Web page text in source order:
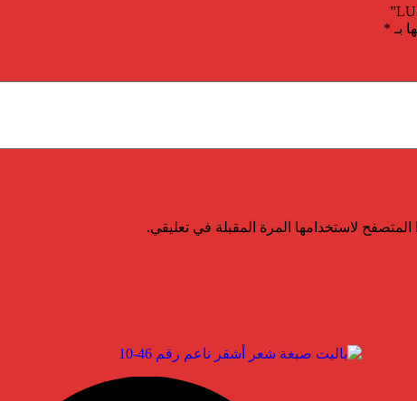
بـ *
لاستخدامها المرة المقبلة في تعليقي.